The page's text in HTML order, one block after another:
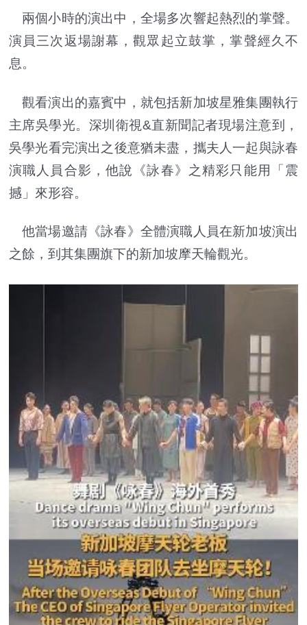
兩個小時的演出中，全場多次響起熱烈的掌聲。
演員三次返場謝幕，觀眾起立鼓掌，掌聲經久不
息。
觀看演出的嘉賓中，就包括新加坡星雅集團執行
主席吳學光。深圳衛視&直新聞記者現場注意到，
吳學光看完演出之後意猶未盡，攜夫人一起與詠春
演職人員合影，他說《詠春》之精彩只能用「震
撼」來形容。
他當場邀請《詠春》全體演職人員在新加坡演出
之餘，到其集團旗下的新加坡摩天輪觀光。